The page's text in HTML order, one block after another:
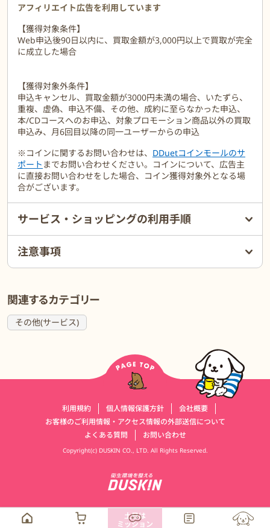
土日は
ミッション
アフィリエイト広告を利用しています
【獲得対象条件】
Web申込後90日以内に、買取金額が3,000円以上で買取が完全
に成立した場合
【獲得対象外条件】
申込キャンセル、買取金額が3000円未満の場合、いたずら、
重複、虚偽、申込不備、その他、成約に至らなかった申込、
本/CDコースへのお申込、対象プロモーション商品以外の買取
申込み、月6回目以降の同一ユーザーからの申込
※コインに関するお問い合わせは、 DDuetコインモールのサ
ポート までお問い合わせください。コインについて、広告主
に直接お問い合わせをした場合、コイン獲得対象外となる場
合がございます。
サービス・ショッピングの利用手順
注意事項
関連するカテゴリー
その他(サービス)
利用規約 個人情報保護方針
会社概要
お客様のご利用情報・アクセス情報の外部送信について
よくある質問
お問い合わせ
Copyright(c) DUSKIN CO., LTD. All Rights Reserved.